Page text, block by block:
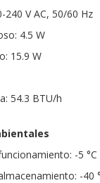
240 V AC, 50/60 Hz
4.5 W
15.9 W
54.3 BTU/h
-5 °C
-40